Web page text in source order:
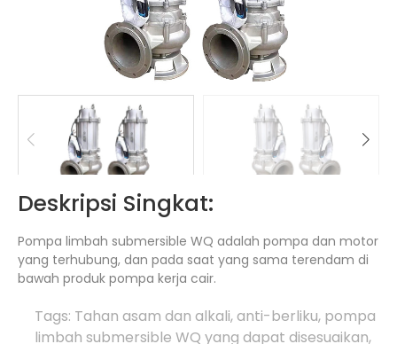
Deskripsi Singkat:
Pompa limbah submersible WQ adalah pompa dan motor
yang terhubung, dan pada saat yang sama terendam di
bawah produk pompa kerja cair.
Tags: Tahan asam dan alkali,anti-berliku, pompa
limbah submersible WQ yang dapat disesuaikan,